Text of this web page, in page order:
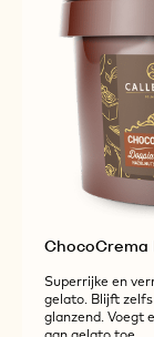
ChocoCrema
Superrijke en
gelato. Blijft
glanzend. Voegt